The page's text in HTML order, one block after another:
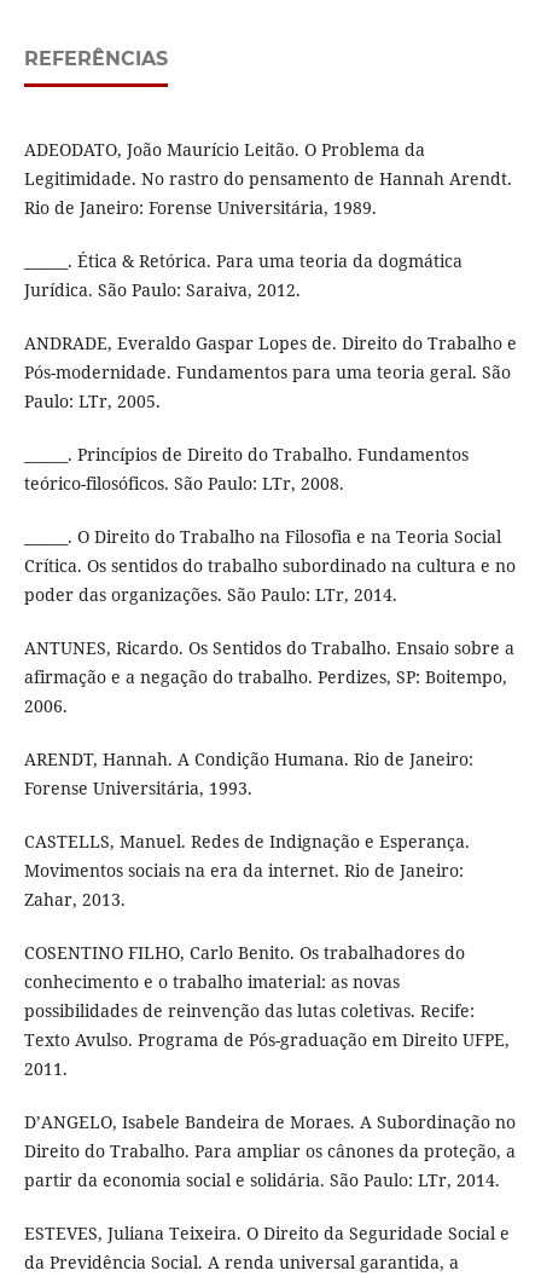
REFERÊNCIAS
ADEODATO, João Maurício Leitão. O Problema da
Legitimidade. No rastro do pensamento de Hannah Arendt.
Rio de Janeiro: Forense Universitária, 1989.
______. Ética & Retórica. Para uma teoria da dogmática
Jurídica. São Paulo: Saraiva, 2012.
ANDRADE, Everaldo Gaspar Lopes de. Direito do Trabalho e
Pós-modernidade. Fundamentos para uma teoria geral. São
Paulo: LTr, 2005.
______. Princípios de Direito do Trabalho. Fundamentos
teórico-filosóficos. São Paulo: LTr, 2008.
______. O Direito do Trabalho na Filosofia e na Teoria Social
Crítica. Os sentidos do trabalho subordinado na cultura e no
poder das organizações. São Paulo: LTr, 2014.
ANTUNES, Ricardo. Os Sentidos do Trabalho. Ensaio sobre a
afirmação e a negação do trabalho. Perdizes, SP: Boitempo,
2006.
ARENDT, Hannah. A Condição Humana. Rio de Janeiro:
Forense Universitária, 1993.
CASTELLS, Manuel. Redes de Indignação e Esperança.
Movimentos sociais na era da internet. Rio de Janeiro:
Zahar, 2013.
COSENTINO FILHO, Carlo Benito. Os trabalhadores do
conhecimento e o trabalho imaterial: as novas
possibilidades de reinvenção das lutas coletivas. Recife:
Texto Avulso. Programa de Pós-graduação em Direito UFPE,
2011.
D’ANGELO, Isabele Bandeira de Moraes. A Subordinação no
Direito do Trabalho. Para ampliar os cânones da proteção, a
partir da economia social e solidária. São Paulo: LTr, 2014.
ESTEVES, Juliana Teixeira. O Direito da Seguridade Social e
da Previdência Social. A renda universal garantida, a